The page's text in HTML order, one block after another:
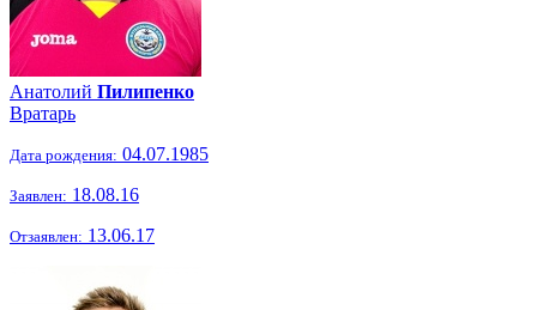
Анатолий Пилипенко
Вратарь
Дата рождения: 04.07.1985
Заявлен: 18.08.16
Отзаявлен: 13.06.17